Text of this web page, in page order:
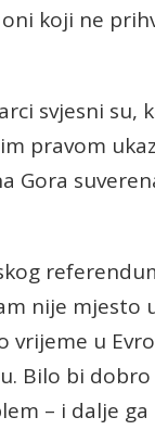
koji ne
svjesni su,
pravom
Gora
nije mjesto
vrijeme u
Bilo bi
– i dalje